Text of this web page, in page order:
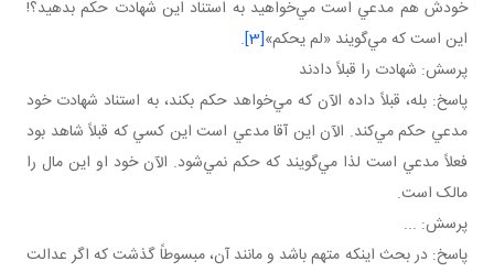
خودش هم مدعي است مي‌خواهيد به استناد اين شهادت حکم بدهيد؟!
اين است که مي‌گويند «لم يحکم»[3]
.
پرسش: شهادت را قبلاً دادند
پاسخ: بله، قبلاً داده الآن که مي‌خواهد حکم بکند، به استناد شهادت خود
مدعي حکم مي‌کند. الآن اين آقا مدعي است اين کسي که قبلاً شاهد بود
فعلاً مدعي است لذا مي‌گويند که حکم نمي‌شود. الآن خود او اين مال را
مالک است.
پرسش: ...
پاسخ: در بحث اينکه متهم باشد و مانند آن، مبسوطاً گذشت که اگر عدالت